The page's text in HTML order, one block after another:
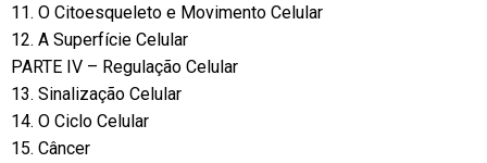
11. O Citoesqueleto e Movimento Celular
12. A Superfície Celular
PARTE IV – Regulação Celular
13. Sinalização Celular
14. O Ciclo Celular
15. Câncer